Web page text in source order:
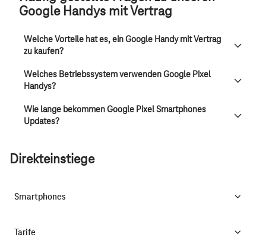
Google Handys mit Vertrag
Welche Vorteile hat es, ein Google Handy mit Vertrag
zu kaufen?
Welches Betriebssystem verwenden Google Pixel
Handys?
Wie lange bekommen Google Pixel Smartphones
Updates?
Direkteinstiege
Smartphones
Tarife